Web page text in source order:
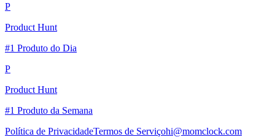
P
Product Hunt
#1 Produto do Dia
P
Product Hunt
#1 Produto da Semana
Política de PrivacidadeTermos de Serviçohi@momclock.com